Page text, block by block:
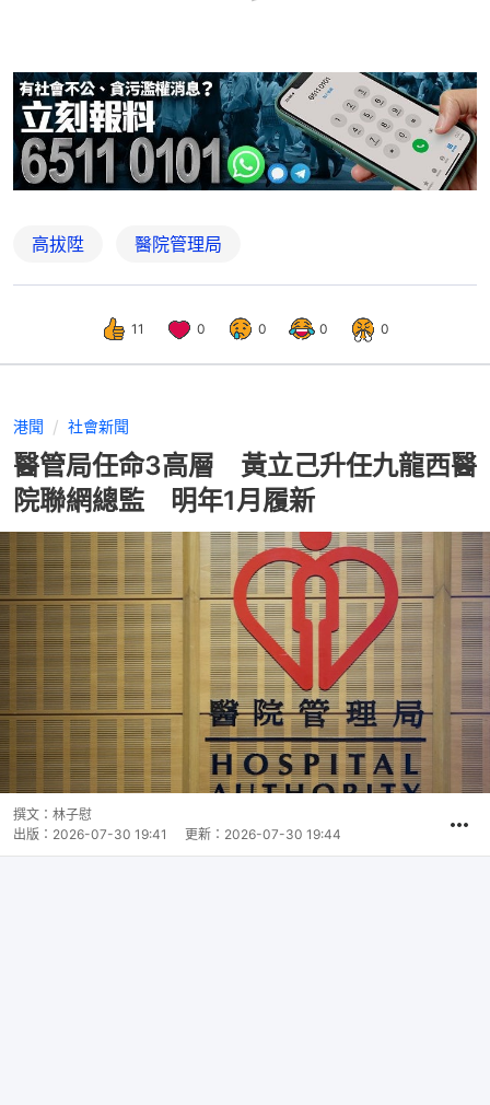
高拔陞 醫院管理局
11 0 0 0 0
港聞 社會新聞
醫管局任命3高層 黃立己升任九龍西醫
院聯網總監 明年1月履新
撰文： 林子慰
出版： 2026-07-30 19:41 更新： 2026-07-30 19:44